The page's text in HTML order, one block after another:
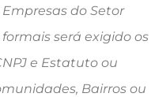
do Setor
será exigido os
e Estatuto ou
Bairros ou